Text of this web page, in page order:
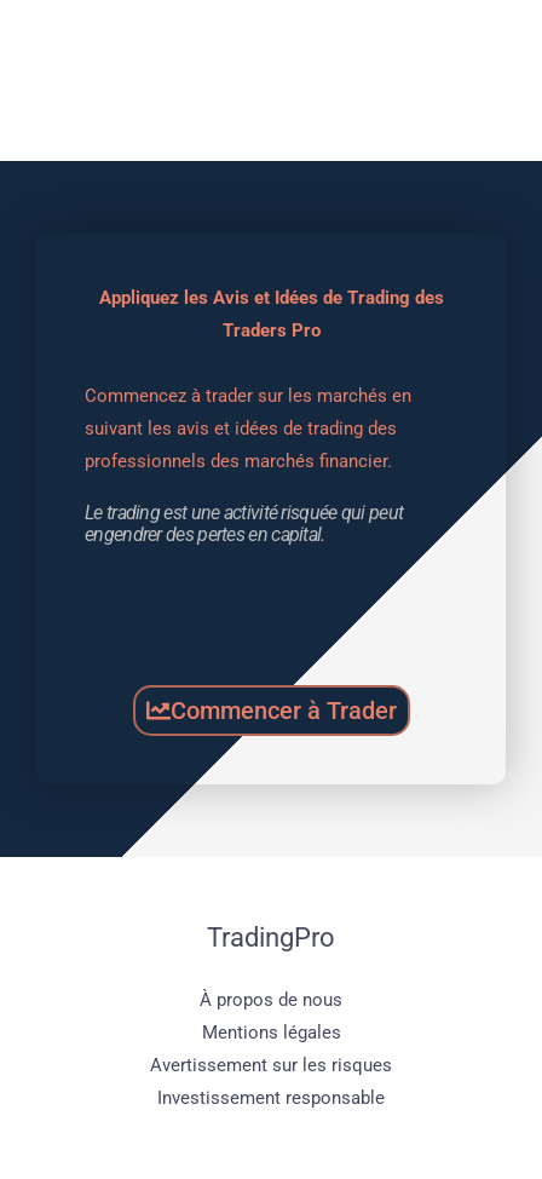
Appliquez les Avis et Idées de Trading des
Traders Pro
Commencez à trader sur les marchés en
suivant les avis et idées de trading des
professionnels des marchés financier.
Le trading est une activité risquée qui peut
engendrer des pertes en capital.
Commencer à Trader
TradingPro
À propos de nous
Mentions légales
Avertissement sur les risques
Investissement responsable